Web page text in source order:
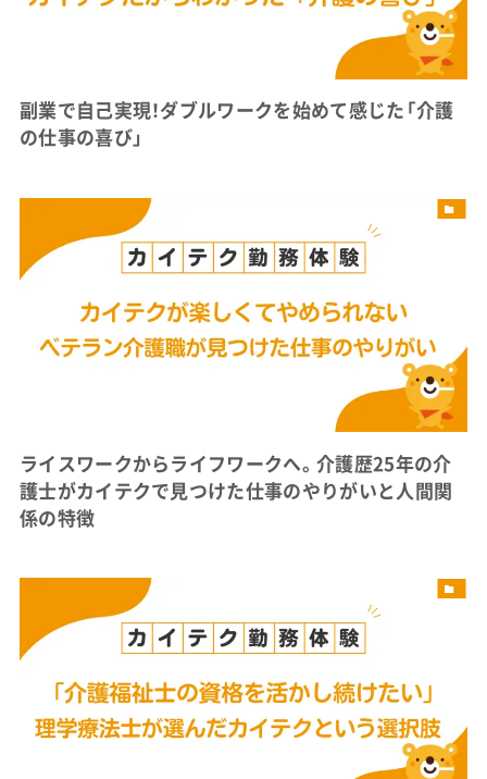
副業で自己実現！ダブルワークを始めて感じた「介護
の仕事の喜び」
ライスワークからライフワークへ。介護歴25年の介
護士がカイテクで見つけた仕事のやりがいと人間関
係の特徴